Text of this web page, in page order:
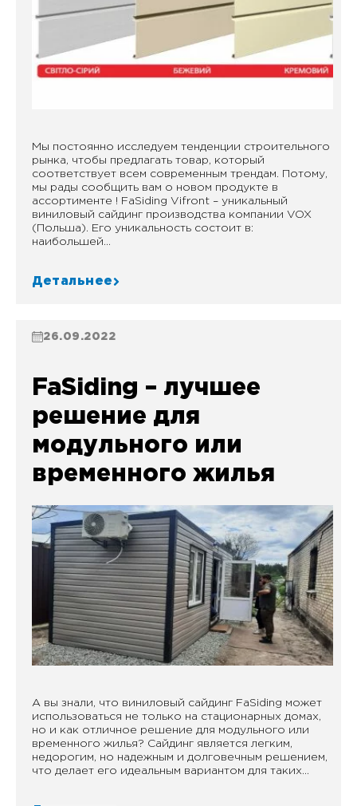
Мы постоянно исследуем тенденции строительного
рынка, чтобы предлагать товар, который
соответствует всем современным трендам. Потому,
мы рады сообщить вам о новом продукте в
ассортименте ! FaSiding Vifront – уникальный
виниловый сайдинг производства компании VOX
(Польша). Его уникальность состоит в:
наибольшей...
Детальнее
26.09.2022
FaSiding – лучшее
решение для
модульного или
временного жилья
А вы знали, что виниловый сайдинг FaSiding может
использоваться не только на стационарных домах,
но и как отличное решение для модульного или
временного жилья? Сайдинг является легким,
недорогим, но надежным и долговечным решением,
что делает его идеальным вариантом для таких...